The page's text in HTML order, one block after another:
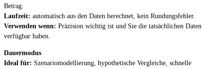
Betrag.
Laufzeit: automatisch aus den Daten berechnet, kein Rundungsfehler.
Verwenden wenn: Präzision wichtig ist und Sie die tatsächlichen Daten
verfügbar haben.
Dauermodus
Ideal für: Szenariomodellierung, hypothetische Vergleiche, schnelle